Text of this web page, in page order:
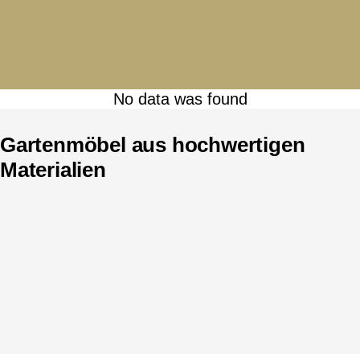
No data was found
Gartenmöbel aus hochwertigen
Materialien